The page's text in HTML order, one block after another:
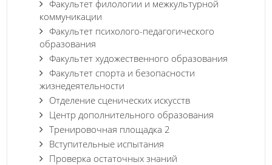
Факультет филологии и межкультурной
коммуникации
Факультет психолого-педагогического
образования
Факультет художественного образования
Факультет спорта и безопасности
жизнедеятельности
Отделение сценических искусств
Центр дополнительного образования
Тренировочная площадка 2
Вступительные испытания
Проверка остаточных знаний